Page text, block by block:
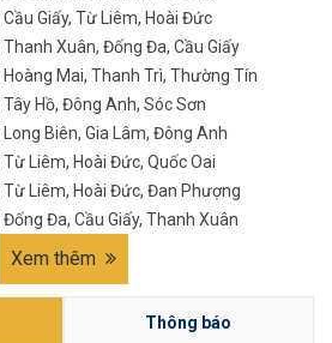
Giấy, Từ Liêm, Hoài Đức
Xuân, Đống Đa, Cầu Giấy
Mai, Thanh Trì, Thường Tín
Hồ, Đông Anh, Sóc Sơn
Biên, Gia Lâm, Đông Anh
Liêm, Hoài Đức, Quốc Oai
Liêm, Hoài Đức, Đan Phượng
Đa, Cầu Giấy, Thanh Xuân
Xem thêm
Thông báo